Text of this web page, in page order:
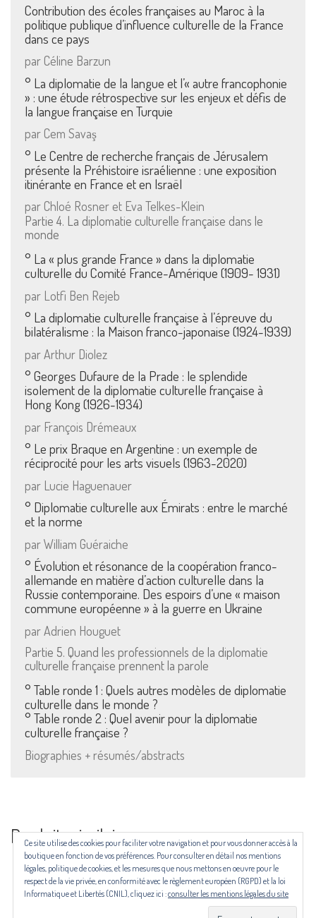
Contribution des écoles françaises au Maroc à la
politique publique d’influence culturelle de la France
dans ce pays
par Céline Barzun
° La diplomatie de la langue et l’« autre francophonie
» : une étude rétrospective sur les enjeux et défis de
la langue française en Turquie
par Cem Savaş
° Le Centre de recherche français de Jérusalem
présente la Préhistoire israélienne : une exposition
itinérante en France et en Israël
par Chloé Rosner et Eva Telkes-Klein
Partie 4. La diplomatie culturelle française dans le
monde
° La « plus grande France » dans la diplomatie
culturelle du Comité France-Amérique (1909- 1931)
par Lotfi Ben Rejeb
° La diplomatie culturelle française à l’épreuve du
bilatéralisme : la Maison franco-japonaise (1924-1939)
par Arthur Diolez
° Georges Dufaure de la Prade : le splendide
isolement de la diplomatie culturelle française à
Hong Kong (1926-1934)
par François Drémeaux
° Le prix Braque en Argentine : un exemple de
réciprocité pour les arts visuels (1963-2020)
par Lucie Haguenauer
° Diplomatie culturelle aux Émirats : entre le marché
et la norme
par William Guéraiche
° Évolution et résonance de la coopération franco-
allemande en matière d’action culturelle dans la
Russie contemporaine. Des espoirs d’une « maison
commune européenne » à la guerre en Ukraine
par Adrien Houguet
Partie 5. Quand les professionnels de la diplomatie
culturelle française prennent la parole
° Table ronde 1 : Quels autres modèles de diplomatie
culturelle dans le monde ?
° Table ronde 2 : Quel avenir pour la diplomatie
culturelle française ?
Biographies + résumés/abstracts
Produits similaires
Pour consulter nos CGV,
mentions légales,
politique de cookies :
cliquez ici
Pour nous contacter ou s'inscrire à l'infolettre mensuelle
diffusion@editions-attribut.fr
Régie publicitaire
Les revues NECTART, DARD/DARD et PANARD bénéficient d’une aide
du Centre national du livre (CNL) puis de la Région Occitanie, de la
Drac Occitanie et du Centre national du livre (CNL), dans le cadre du
contrat de filière mis en place par Occitanie Livre & Lecture.
Ce site utilise des cookies pour faciliter votre navigation et pour vous donner accès à la
boutique en fonction de vos préférences. Pour consulter en détail nos mentions
légales, politique de cookies, et les mesures que nous mettons en oeuvre pour le
respect de la vie privée, en conformité avec le règlement européen (RGPD) et la loi
Informatique et Libertés (CNIL), cliquez ici :consulter les mentions légales du site